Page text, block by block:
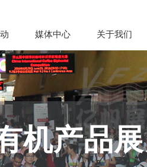
媒体中心 关于我们
机产品